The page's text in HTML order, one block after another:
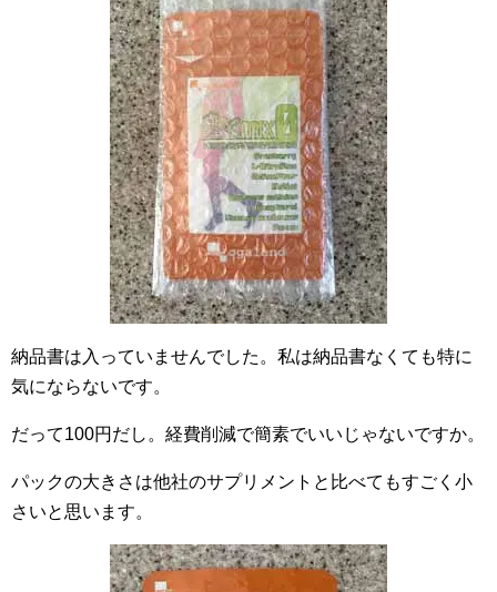
納品書は入っていませんでした。私は納品書なくても特に
気にならないです。
だって100円だし。経費削減で簡素でいいじゃないですか。
パックの大きさは他社のサプリメントと比べてもすごく小
さいと思います。